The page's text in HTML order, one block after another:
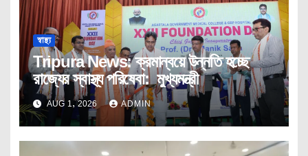
স্বাস্থ্য
Tripura News: ক্রমান্বয়ে উন্নতি হচ্ছে
রাজ্যের স্বাস্থ্য পরিষেবা: মুখ্যমন্ত্রী
AUG 1, 2026 ADMIN